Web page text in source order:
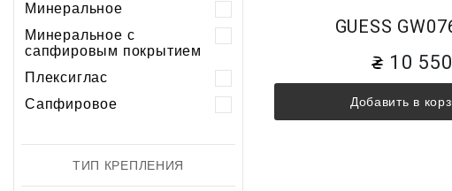
Минеральное
Минеральное с
сапфировым покрытием
Плексиглас
Сапфировое
ТИП КРЕПЛЕНИЯ
GUESS
10 550
Добавить в